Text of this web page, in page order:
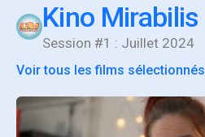
Kino Mirabilis
Session #1 : Juillet 2024
Voir tous les films sélectionnés